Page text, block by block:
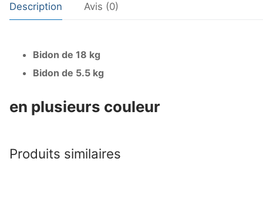
Description Avis (0)
Bidon de 18 kg
Bidon de 5.5 kg
en plusieurs couleur
Produits similaires